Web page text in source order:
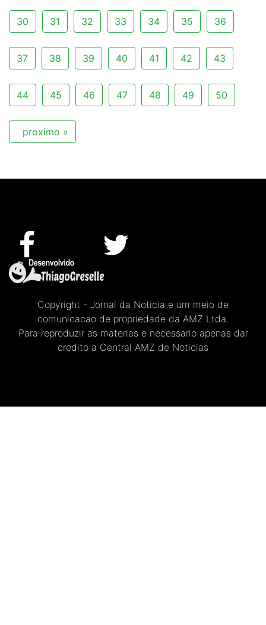
30 31 32 33 34 35 36
37 38 39 40 41 42 43
44 45 46 47 48 49 50
proximo »
Copyright - Jornal da Noticia e um meio de
comunicacao de propriedade da AMZ Ltda.
Para reproduzir as materias e necessario apenas dar
credito a Central AMZ de Noticias